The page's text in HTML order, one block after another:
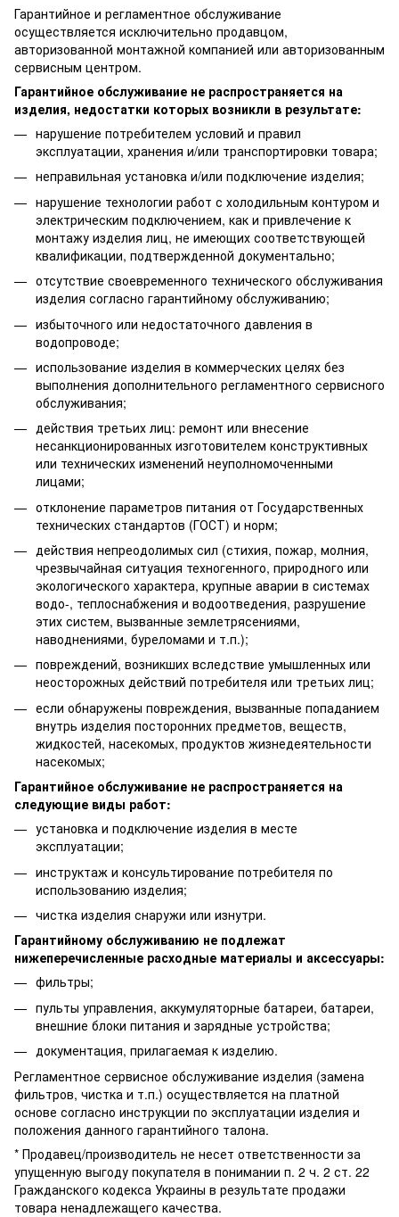
Гарантийное и регламентное обслуживание
осуществляется исключительно продавцом,
авторизованной монтажной компанией или авторизованным
сервисным центром.
Гарантийное обслуживание не распространяется на
изделия, недостатки которых возникли в результате:
нарушение потребителем условий и правил
эксплуатации, хранения и/или транспортировки товара;
неправильная установка и/или подключение изделия;
нарушение технологии работ с холодильным контуром и
электрическим подключением, как и привлечение к
монтажу изделия лиц, не имеющих соответствующей
квалификации, подтвержденной документально;
отсутствие своевременного технического обслуживания
изделия согласно гарантийному обслуживанию;
избыточного или недостаточного давления в
водопроводе;
использование изделия в коммерческих целях без
выполнения дополнительного регламентного сервисного
обслуживания;
действия третьих лиц: ремонт или внесение
несанкционированных изготовителем конструктивных
или технических изменений неуполномоченными
лицами;
отклонение параметров питания от Государственных
технических стандартов (ГОСТ) и норм;
действия непреодолимых сил (стихия, пожар, молния,
чрезвычайная ситуация техногенного, природного или
экологического характера, крупные аварии в системах
водо-, теплоснабжения и водоотведения, разрушение
этих систем, вызванные землетрясениями,
наводнениями, буреломами и т.п.);
повреждений, возникших вследствие умышленных или
неосторожных действий потребителя или третьих лиц;
если обнаружены повреждения, вызванные попаданием
внутрь изделия посторонних предметов, веществ,
жидкостей, насекомых, продуктов жизнедеятельности
насекомых;
Гарантийное обслуживание не распространяется на
следующие виды работ:
установка и подключение изделия в месте
эксплуатации;
инструктаж и консультирование потребителя по
использованию изделия;
чистка изделия снаружи или изнутри.
Гарантийному обслуживанию не подлежат
нижеперечисленные расходные материалы и аксессуары:
фильтры;
пульты управления, аккумуляторные батареи, батареи,
внешние блоки питания и зарядные устройства;
документация, прилагаемая к изделию.
Регламентное сервисное обслуживание изделия (замена
фильтров, чистка и т.п.) осуществляется на платной
основе согласно инструкции по эксплуатации изделия и
положения данного гарантийного талона.
* Продавец/производитель не несет ответственности за
упущенную выгоду покупателя в понимании п. 2 ч. 2 ст. 22
Гражданского кодекса Украины в результате продажи
товара ненадлежащего качества.